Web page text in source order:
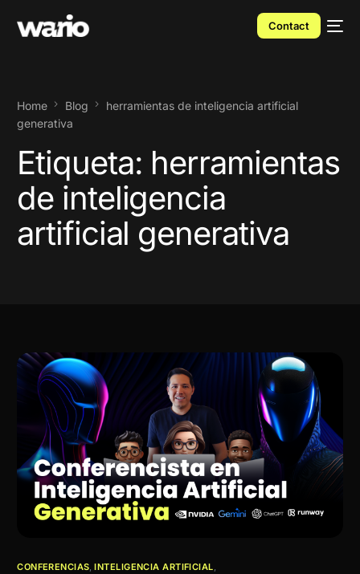
Contact
Home Blog
herramientas de inteligencia artificial
generativa
Etiqueta: herramientas
de inteligencia
artificial generativa
CONFERENCIAS,INTELIGENCIA ARTIFICIAL,